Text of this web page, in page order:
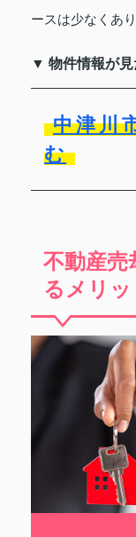
ースは少なくあり
▼ 物件情報が
中津川
む
不動産売
るメリッ